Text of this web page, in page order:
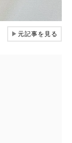
▶元記事を見る